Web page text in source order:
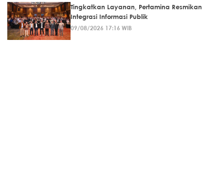
Tingkatkan Layanan, Pertamina Resmikan
Integrasi Informasi Publik
09/08/2026 17:16 WIB